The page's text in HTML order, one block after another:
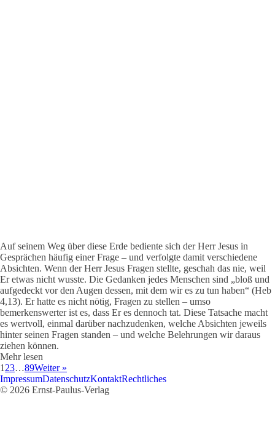
Auf seinem Weg über diese Erde bediente sich der Herr Jesus in
Gesprächen häufig einer Frage – und verfolgte damit verschiedene
Absichten. Wenn der Herr Jesus Fragen stellte, geschah das nie, weil
Er etwas nicht wusste. Die Gedanken jedes Menschen sind „bloß und
aufgedeckt vor den Augen dessen, mit dem wir es zu tun haben“ (Heb
4,13). Er hatte es nicht nötig, Fragen zu stellen – umso
bemerkenswerter ist es, dass Er es dennoch tat. Diese Tatsache macht
es wertvoll, einmal darüber nachzudenken, welche Absichten jeweils
hinter seinen Fragen standen – und welche Belehrungen wir daraus
ziehen können.
Mehr lesen
1 23…89Weiter »
ImpressumDatenschutzKontaktRechtliches
© 2026 Ernst-Paulus-Verlag